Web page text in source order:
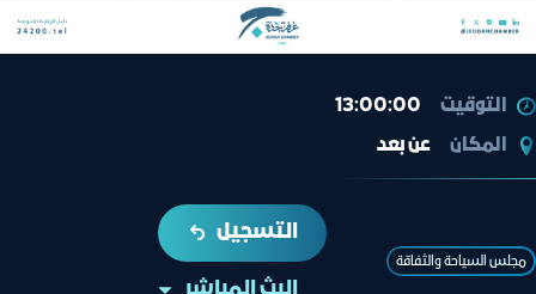
التوقيت
13:00:00
المكان
عن بعد
ﻣﺠﻠﺲ اﻟﺴﯿﺎﺣﺔ واﻟﺜﻔﺎﻗﺔ
التسجيل